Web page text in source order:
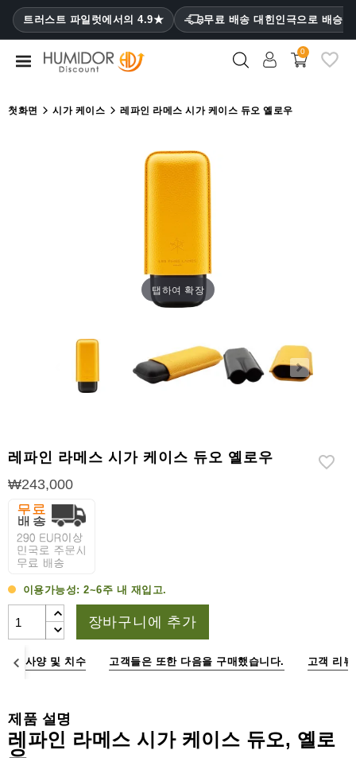
트러스트 파일럿에서의 4.9★ 무료 배송 대힌인극으로 배승
CATEGORY
휴
시
저
습
계
타
액
세
서
0
첫화면 시가 케이스 레파인 라메스 시가 케이스 듀오 옐로우
탭하여 확장
레파인 라메스 시가 케이스 듀오 옐로우
₩243,000
이용가능성: 2~6주 내 재입고.
장바구니에 추가
사양 및 치수 고객들은 또한 다음을 구매했습니다. 고객 리뷰
제품 설명
레파인 라메스 시가 케이스 듀오, 옐로